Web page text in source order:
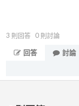
3 則回答 0 則討論
回答
討論